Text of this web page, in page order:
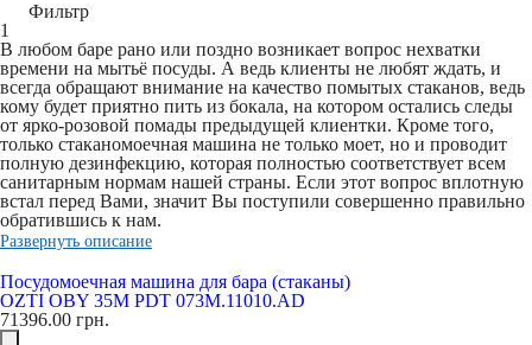
Фильтр
1
В любом баре рано или поздно возникает вопрос нехватки
времени на мытьё посуды. А ведь клиенты не любят ждать, и
всегда обращают внимание на качество помытых стаканов, ведь
кому будет приятно пить из бокала, на котором остались следы
от ярко-розовой помады предыдущей клиентки. Кроме того,
только стаканомоечная машина не только моет, но и проводит
полную дезинфекцию, которая полностью соответствует всем
санитарным нормам нашей страны. Если этот вопрос вплотную
встал перед Вами, значит Вы поступили совершенно правильно
обратившись к нам.
Развернуть описание
Посудомоечная машина для бара (стаканы)
OZTI OBY 35M PDT 073M.11010.AD
71396.00 грн.